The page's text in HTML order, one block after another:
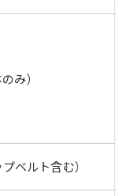
み）
ベルト含む）